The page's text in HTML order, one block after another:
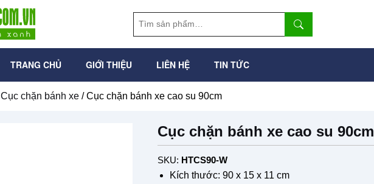
TRANG CHỦ GIỚI THIỆU LIÊN HỆ TIN TỨC
Cục chặn bánh xe / Cục chặn bánh xe cao su 90cm
Cục chặn bánh xe cao su 90cm
SKU: HTCS90-W
Kích thước: 90 x 15 x 11 cm